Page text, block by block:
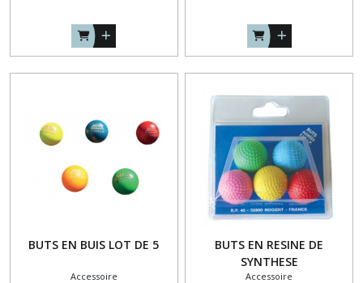
BUTS EN BUIS LOT DE 5
Accessoire
BUTS EN RESINE DE
SYNTHESE
Accessoire